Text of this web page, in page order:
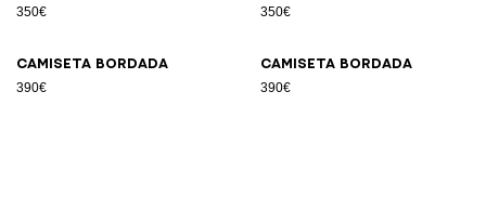
350€ 350€
Camiseta bordada
390€
Camiseta bordada
390€